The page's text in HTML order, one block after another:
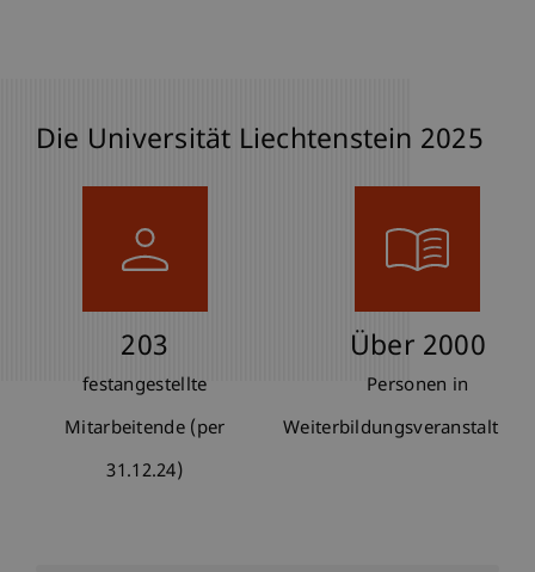
Die Universität Liechtenstein 2025
203
festangestellte
Mitarbeitende (per
31.12.24)
Über 2000
Personen in